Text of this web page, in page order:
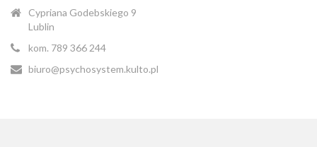
Cypriana Godebskiego 9
Lublin
kom. 789 366 244
biuro@psychosystem.kulto.pl